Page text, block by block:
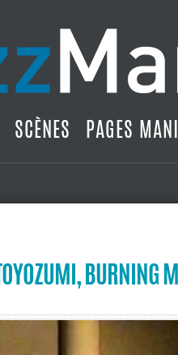
SCÈNES PAGES
BURNING